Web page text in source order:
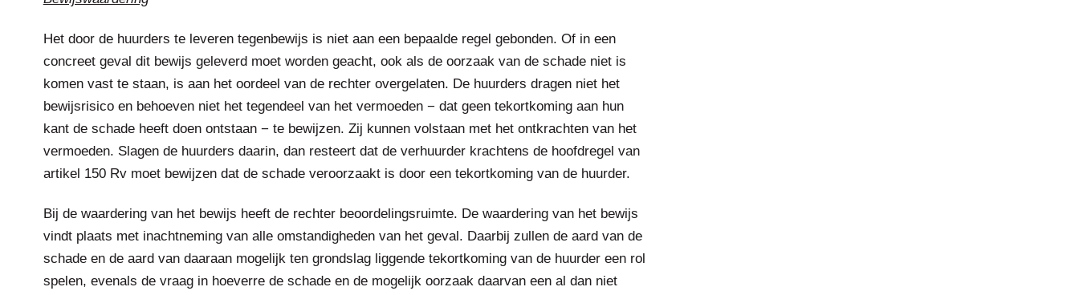
Het door de huurders te leveren tegenbewijs is niet aan een bepaalde regel gebonden. Of in een
concreet geval dit bewijs geleverd moet worden geacht, ook als de oorzaak van de schade niet is
komen vast te staan, is aan het oordeel van de rechter overgelaten. De huurders dragen niet het
bewijsrisico en behoeven niet het tegendeel van het vermoeden − dat geen tekortkoming aan hun
kant de schade heeft doen ontstaan − te bewijzen. Zij kunnen volstaan met het ontkrachten van het
vermoeden. Slagen de huurders daarin, dan resteert dat de verhuurder krachtens de hoofdregel van
artikel 150 Rv moet bewijzen dat de schade veroorzaakt is door een tekortkoming van de huurder.
Bij de waardering van het bewijs heeft de rechter beoordelingsruimte. De waardering van het bewijs
vindt plaats met inachtneming van alle omstandigheden van het geval. Daarbij zullen de aard van de
schade en de aard van daaraan mogelijk ten grondslag liggende tekortkoming van de huurder een rol
spelen, evenals de vraag in hoeverre de schade en de mogelijk oorzaak daarvan een al dan niet